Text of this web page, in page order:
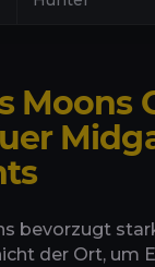
Moons
bevorzugt
der Ort, um